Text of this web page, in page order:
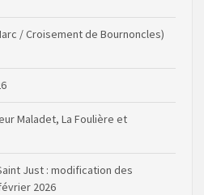
/ Croisement de Bournoncles)
Maladet, La Foulière et
Just : modification des
2026